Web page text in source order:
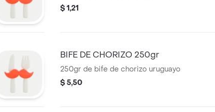
$ 1,21
BIFE DE CHORIZO 250gr
250gr de bife de chorizo uruguayo
$ 5,50